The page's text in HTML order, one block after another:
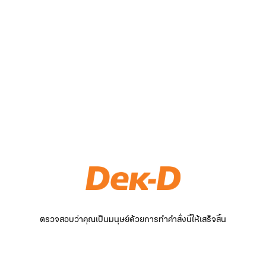
ตรวจสอบว่าคุณเป็นมนุษย์ด้วยการทำคำสั่งนี้ให้เสร็จสิ้น